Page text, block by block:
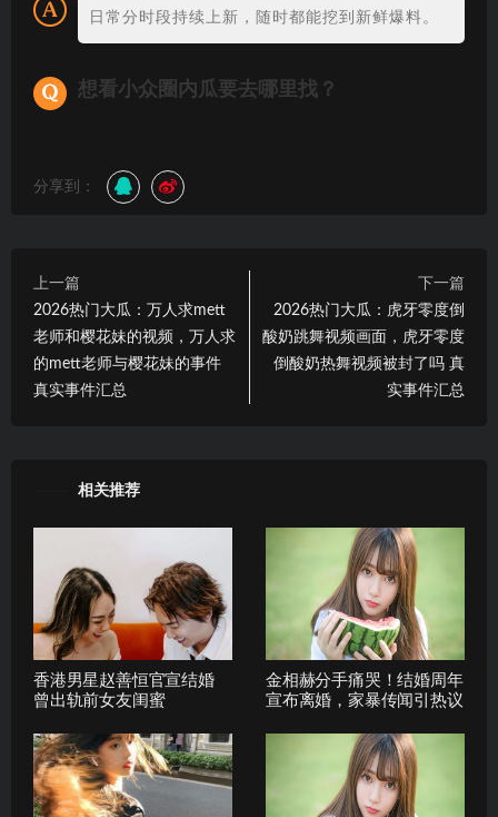
日常分时段持续上新，随时都能挖到新鲜爆料。
想看小众圈内瓜要去哪里找？
分享到：
上一篇
2026热门大瓜：万人求mett
老师和樱花妹的视频，万人求
的mett老师与樱花妹的事件
真实事件汇总
下一篇
2026热门大瓜：虎牙零度倒
酸奶跳舞视频画面，虎牙零度
倒酸奶热舞视频被封了吗 真
实事件汇总
相关推荐
香港男星赵善恒官宣结婚
曾出轨前女友闺蜜
金相赫分手痛哭！结婚周年
宣布离婚，家暴传闻引热议